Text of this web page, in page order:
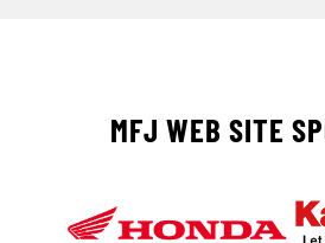
MFJ WEB SITE